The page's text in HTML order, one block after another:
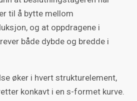
til å bytte mellom
og at oppdragene i
både dybde og bredde i
øker i hvert strukturelement,
konkavt i en s-formet kurve.